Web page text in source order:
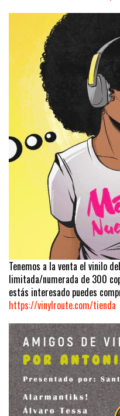
Tenemos a la venta el vinilo
limitada/numerada de 300
estás interesado puedes
https://vinylroute.com/tienda